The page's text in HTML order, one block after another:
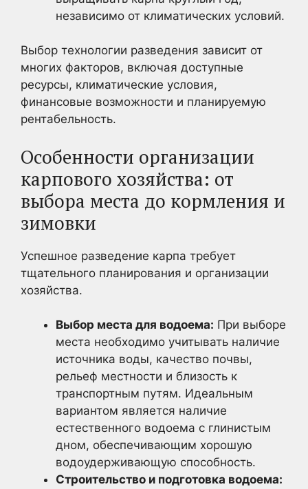
независимо от климатических условий.
Выбор технологии разведения зависит от
многих факторов, включая доступные
ресурсы, климатические условия,
финансовые возможности и планируемую
рентабельность.
Особенности организации
карпового хозяйства: от
выбора места до кормления и
зимовки
Успешное разведение карпа требует
тщательного планирования и организации
хозяйства.
Выбор места для водоема: При выборе
места необходимо учитывать наличие
источника воды, качество почвы,
рельеф местности и близость к
транспортным путям. Идеальным
вариантом является наличие
естественного водоема с глинистым
дном, обеспечивающим хорошую
водоудерживающую способность.
Строительство и подготовка водоема: